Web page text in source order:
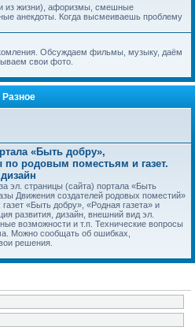
из жизни), афоризмы, смешные
анекдоты. Когда высмеиваешь проблему
Обсуждаем фильмы, музыку, даём
свои фото.
Разное
«Быть добру»,
родовым поместьям и газет.
эл. страницы (сайта) портала «Быть
Движения создателей родовых поместий»
«Быть добру», «Родная газета» и
развития, дизайн, внешний вид эл.
возможности и т.п. Технические вопросы
Можно сообщать об ошибках,
решения.